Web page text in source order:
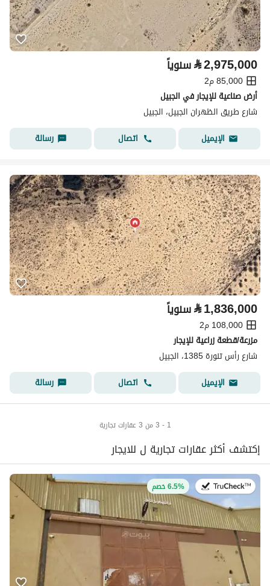
⃁2,975,000 سنوياً
85,000 م2
أرض صناعية للإيجار في الجبيل
شارع طريق الظهران الجبيل، الجبيل
الإيميل
اتصال رسالة
⃁1,836,000 سنوياً
108,000 م2
مزرعة/قطعة زراعية للإيجار
شارع رأس تنورة 1385، الجبيل
الإيميل
اتصال رسالة
1 - 3 من 3 عقارات تجارية
إكتشف أكثر عقارات تجارية ل للايجار
في:18 يوليو 20266.5% خصم